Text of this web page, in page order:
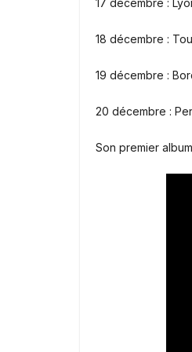
17 décembre :
18 décembre :
19 décembre :
20 décembre :
Son premier